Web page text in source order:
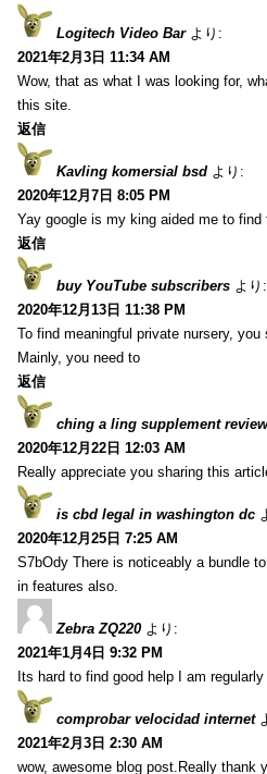
Logitech Video Bar より:
2021年2月3日 11:34 AM
Wow, that as what I was looking for,
this site.
返信
Kavling komersial bsd より:
2020年12月7日 8:05 PM
Yay google is my king aided me to
返信
buy YouTube subscribers より:
2020年12月13日 11:38 PM
To find meaningful private nursery,
Mainly, you need to
返信
ching a ling supplement
2020年12月22日 12:03 AM
Really appreciate you sharing this
is cbd legal in washington dc
2020年12月25日 7:25 AM
S7bOdy There is noticeably a bundle
in features also.
Zebra ZQ220 より:
2021年1月4日 9:32 PM
Its hard to find good help I am
comprobar velocidad internet
2021年2月3日 2:30 AM
wow, awesome blog post.Really thank